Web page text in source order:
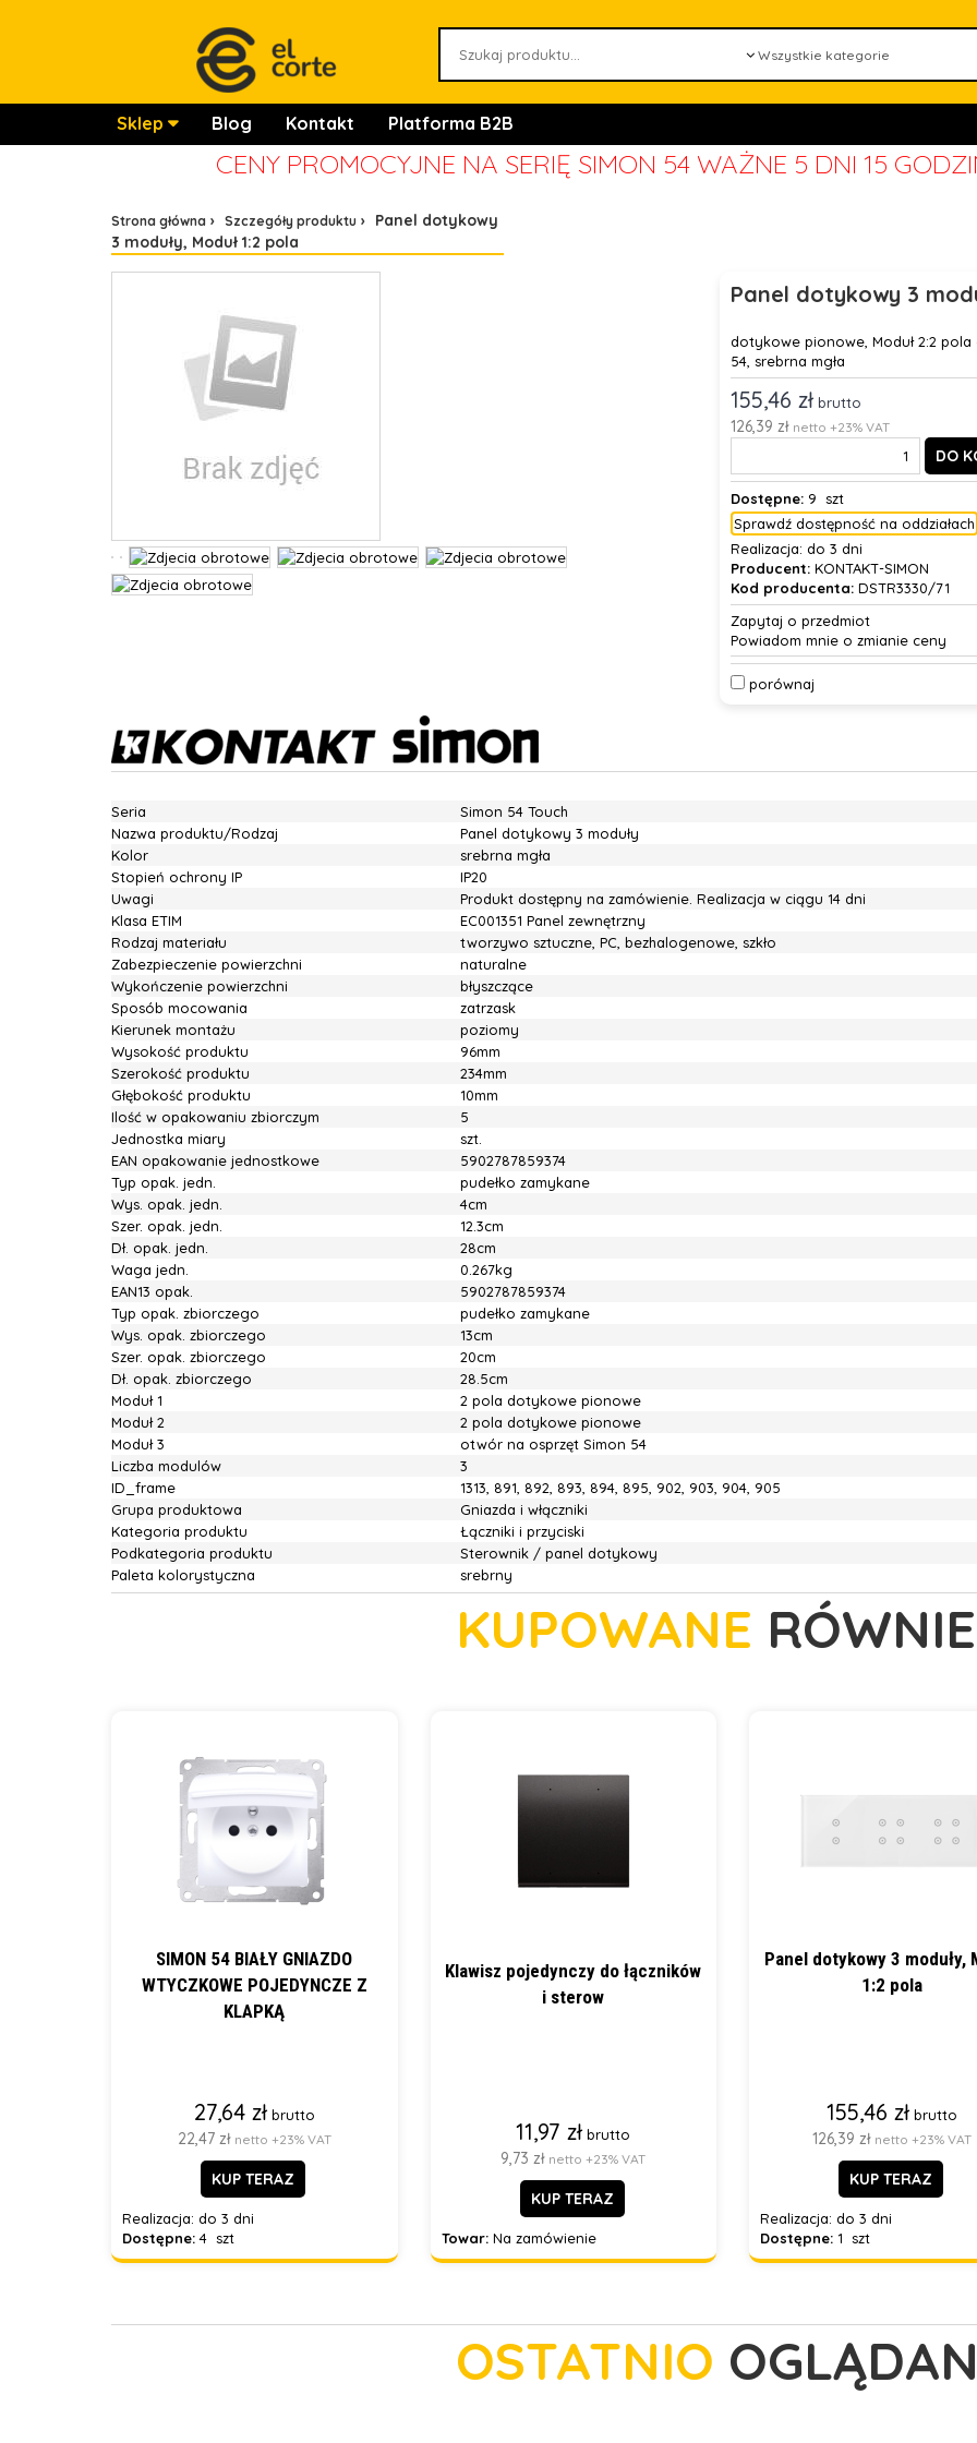
Sklep Blog Kontakt Platforma B2B
CENY PROMOCYJNE NA SERIĘ SIMON 54 WAŻNE 5 DNI 15
Strona główna Szczegóły produktu
Panel dotykowy
3 moduły, Moduł 1:2 pola
Panel dotykowy 3
dotykowe pionowe, Moduł 2:2
54, srebrna mgła
155,46 zł brutto
126,39 zł netto +23% VAT
Dostępne: 9 szt
Sprawdź dostępność na oddziałach
Realizacja: do 3 dni
Producent: KONTAKT-SIMON
Kod producenta: DSTR3330/71
Zapytaj o przedmiot
Powiadom mnie o zmianie ceny
porównaj
Seria
Simon 54 Touch
Nazwa produktu/Rodzaj
Panel dotykowy 3 moduły
Kolor
srebrna mgła
Stopień ochrony IP
IP20
Uwagi
Produkt dostępny na zamówienie. Realizacja w ciągu 14 dni
Klasa ETIM
EC001351 Panel zewnętrzny
Rodzaj materiału
tworzywo sztuczne, PC, bezhalogenowe, szkło
Zabezpieczenie powierzchni
naturalne
Wykończenie powierzchni
błyszczące
Sposób mocowania
zatrzask
Kierunek montażu
poziomy
Wysokość produktu
96mm
Szerokość produktu
234mm
Głębokość produktu
10mm
Ilość w opakowaniu zbiorczym
5
Jednostka miary
szt.
EAN opakowanie jednostkowe
5902787859374
Typ opak. jedn.
pudełko zamykane
Wys. opak. jedn.
4cm
Szer. opak. jedn.
12.3cm
Dł. opak. jedn.
28cm
Waga jedn.
0.267kg
EAN13 opak.
5902787859374
Typ opak. zbiorczego
pudełko zamykane
Wys. opak. zbiorczego
13cm
Szer. opak. zbiorczego
20cm
Dł. opak. zbiorczego
28.5cm
Moduł 1
2 pola dotykowe pionowe
Moduł 2
2 pola dotykowe pionowe
Moduł 3
otwór na osprzęt Simon 54
Liczba modulów
3
ID_frame
1313, 891, 892, 893, 894, 895, 902, 903, 904, 905
Grupa produktowa
Gniazda i włączniki
Kategoria produktu
Łączniki i przyciski
Podkategoria produktu
Sterownik / panel dotykowy
Paleta kolorystyczna
srebrny
KUPOWANE
SIMON 54 BIAŁY GNIAZDO
WTYCZKOWE POJEDYNCZE Z
KLAPKĄ
27,64 zł brutto
22,47 zł netto +23% VAT
KUP TERAZ
Realizacja: do 3 dni
Dostępne:4 szt
Klawisz pojedynczy do łączników
i sterow
11,97 zł brutto
9,73 zł netto +23% VAT
KUP TERAZ
Towar:Na zamówienie
Panel dotykowy 3 moduły,
1:2 pola
155,46 zł brutto
126,39 zł netto +23% VAT
KUP TERAZ
Realizacja: do 3 dni
Dostępne: 1 szt
OSTATNIO